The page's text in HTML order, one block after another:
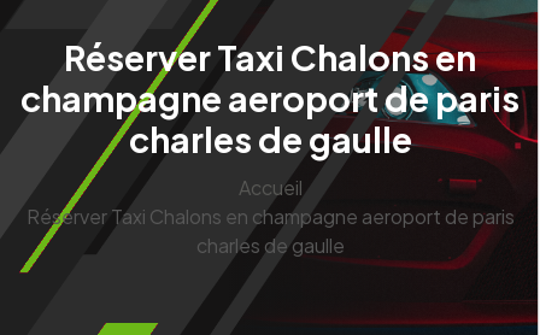
Réserver Taxi Chalons en
champagne aeroport de paris
charles de gaulle
Accueil
Réserver Taxi Chalons en champagne aeroport de paris
charles de gaulle